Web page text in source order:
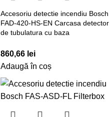
Accesoriu detectie incendiu Bosch
FAD-420-HS-EN Carcasa detector
de tubulatura cu baza
860,66 lei
Adaugă în coș